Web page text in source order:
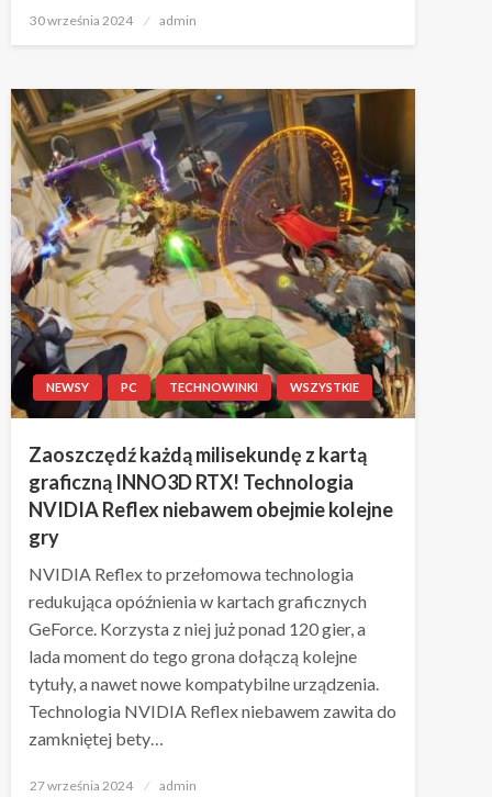
Napisano
30 września 2024 admin
NEWSY PC TECHNOWINKI WSZYSTKIE
Zaoszczędź każdą milisekundę z kartą
graficzną INNO3D RTX! Technologia
NVIDIA Reflex niebawem obejmie kolejne
gry
NVIDIA Reflex to przełomowa technologia
redukująca opóźnienia w kartach graficznych
GeForce. Korzysta z niej już ponad 120 gier, a
lada moment do tego grona dołączą kolejne
tytuły, a nawet nowe kompatybilne urządzenia.
Technologia NVIDIA Reflex niebawem zawita do
zamkniętej bety…
Napisano
27 września 2024 admin